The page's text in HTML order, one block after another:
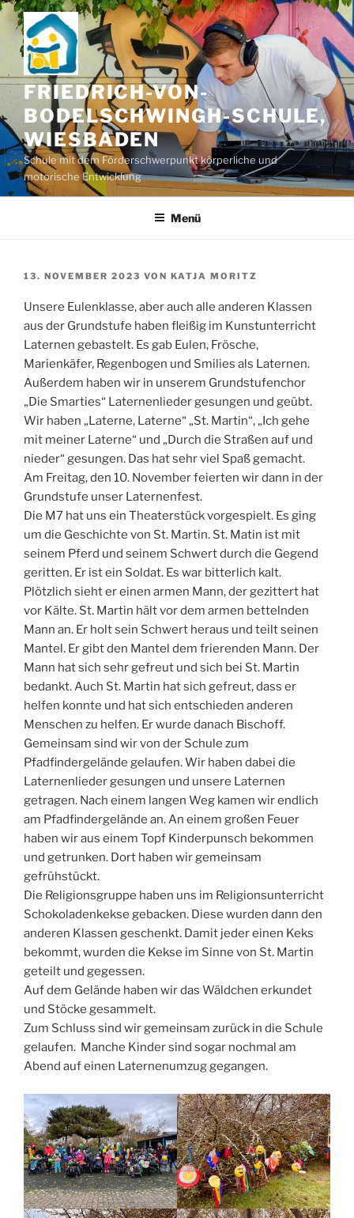
Zum
Inhalt
springen
FRIEDRICH-VON-
BODELSCHWINGH-SCHULE,
WIESBADEN
Schule mit dem Förderschwerpunkt körperliche und
motorische Entwicklung
Menü
VERÖFFENTLICHT
13. NOVEMBER 2023 VON KATJA MORITZ
Unsere Eulenklasse, aber auch alle anderen Klassen
aus der Grundstufe haben fleißig im Kunstunterricht
Laternen gebastelt. Es gab Eulen, Frösche,
Marienkäfer, Regenbogen und Smilies als Laternen.
Außerdem haben wir in unserem Grundstufenchor
„Die Smarties“ Laternenlieder gesungen und geübt.
Wir haben „Laterne, Laterne“ „St. Martin“, „Ich gehe
mit meiner Laterne“ und „Durch die Straßen auf und
nieder“ gesungen. Das hat sehr viel Spaß gemacht.
Am Freitag, den 10. November feierten wir dann in der
Grundstufe unser Laternenfest.
Die M7 hat uns ein Theaterstück vorgespielt. Es ging
um die Geschichte von St. Martin. St. Matin ist mit
seinem Pferd und seinem Schwert durch die Gegend
geritten. Er ist ein Soldat. Es war bitterlich kalt.
Plötzlich sieht er einen armen Mann, der gezittert hat
vor Kälte. St. Martin hält vor dem armen bettelnden
Mann an. Er holt sein Schwert heraus und teilt seinen
Mantel. Er gibt den Mantel dem frierenden Mann. Der
Mann hat sich sehr gefreut und sich bei St. Martin
bedankt. Auch St. Martin hat sich gefreut, dass er
helfen konnte und hat sich entschieden anderen
Menschen zu helfen. Er wurde danach Bischoff.
Gemeinsam sind wir von der Schule zum
Pfadfindergelände gelaufen. Wir haben dabei die
Laternenlieder gesungen und unsere Laternen
getragen. Nach einem langen Weg kamen wir endlich
am Pfadfindergelände an. An einem großen Feuer
haben wir aus einem Topf Kinderpunsch bekommen
und getrunken. Dort haben wir gemeinsam
gefrühstückt.
Die Religionsgruppe haben uns im Religionsunterricht
Schokoladenkekse gebacken. Diese wurden dann den
anderen Klassen geschenkt. Damit jeder einen Keks
bekommt, wurden die Kekse im Sinne von St. Martin
geteilt und gegessen.
Auf dem Gelände haben wir das Wäldchen erkundet
und Stöcke gesammelt.
Zum Schluss sind wir gemeinsam zurück in die Schule
gelaufen. Manche Kinder sind sogar nochmal am
Abend auf einen Laternenumzug gegangen.